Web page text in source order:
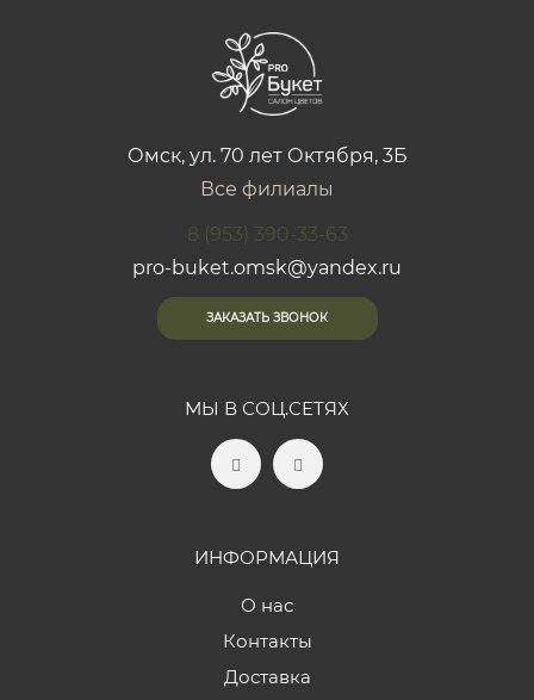
Омск, ул. 70 лет Октября, 3Б
Все филиалы
8 (953) 390-33-63
pro-buket.omsk@yandex.ru
ЗАКАЗАТЬ ЗВОНОК
МЫ В СОЦ.СЕТЯХ
ИНФОРМАЦИЯ
О нас
Контакты
Доставка